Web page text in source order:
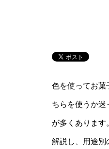
色を使ってお菓
ちらを使うか迷
が多くあります
解説し、用途別